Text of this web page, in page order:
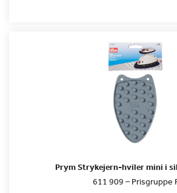
Prym Strykejern-hviler mini i
611 909 – Prisgruppe